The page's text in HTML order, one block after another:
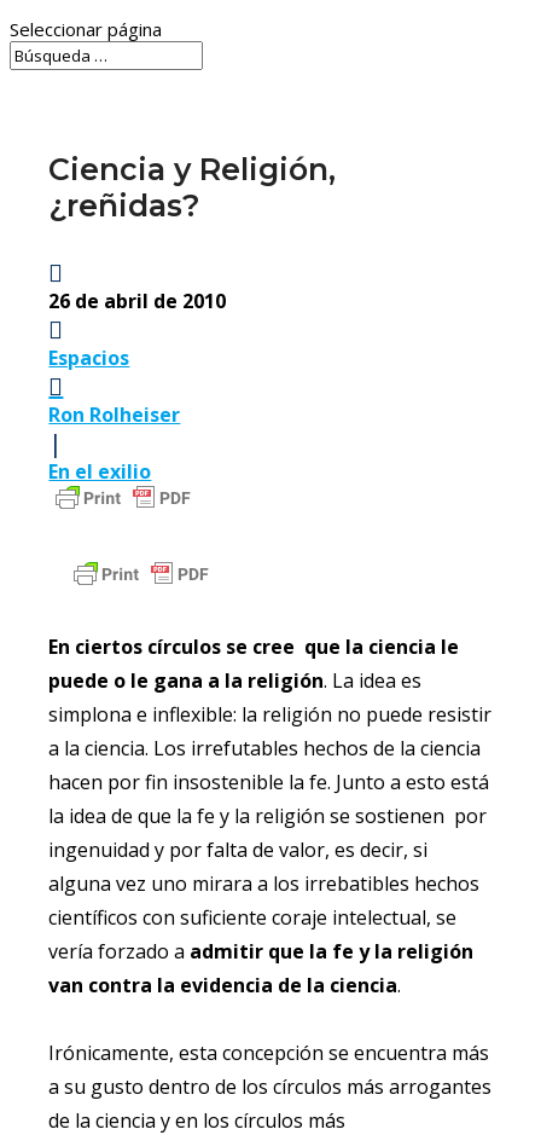
Seleccionar página
Ciencia y Religión,
¿reñidas?

26 de abril de 2010

Espacios

Ron Rolheiser
|
En el exilio
En ciertos círculos se cree que la ciencia le
puede o le gana a la religión. La idea es
simplona e inflexible: la religión no puede resistir
a la ciencia. Los irrefutables hechos de la ciencia
hacen por fin insostenible la fe. Junto a esto está
la idea de que la fe y la religión se sostienen por
ingenuidad y por falta de valor, es decir, si
alguna vez uno mirara a los irrebatibles hechos
científicos con suficiente coraje intelectual, se
vería forzado a admitir que la fe y la religión
van contra la evidencia de la ciencia.
Irónicamente, esta concepción se encuentra más
a su gusto dentro de los círculos más arrogantes
de la ciencia y en los círculos más